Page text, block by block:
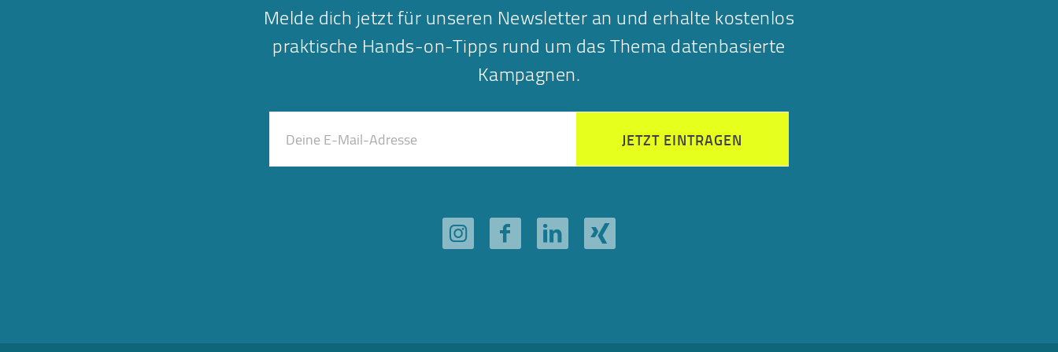
Melde dich jetzt für unseren Newsletter an und erhalte kostenlos
praktische Hands-on-Tipps rund um das Thema datenbasierte
Kampagnen.
JETZT EINTRAGEN